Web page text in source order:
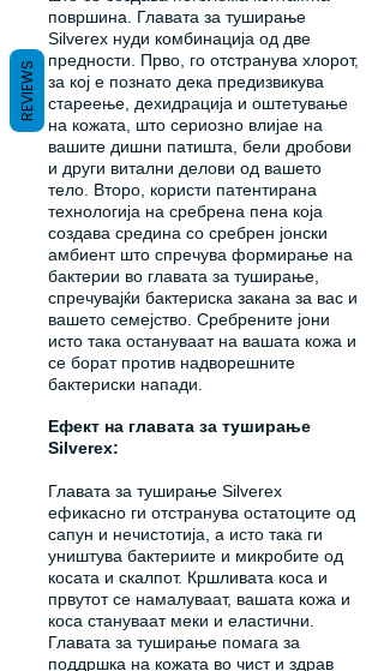
површина. Главата за туширање
Silverex нуди комбинација од две
предности. Прво, го отстранува хлорот,
за кој е познато дека предизвикува
стареење, дехидрација и оштетување
на кожата, што сериозно влијае на
вашите дишни патишта, бели дробови
и други витални делови од вашето
тело. Второ, користи патентирана
технологија на сребрена пена која
создава средина со сребрен јонски
амбиент што спречува формирање на
бактерии во главата за туширање,
спречувајќи бактериска закана за вас и
вашето семејство. Сребрените јони
исто така остануваат на вашата кожа и
се борат против надворешните
бактериски напади.
Ефект на главата за туширање
Silverex:
Главата за туширање Silverex
ефикасно ги отстранува остатоците од
сапун и нечистотија, а исто така ги
уништува бактериите и микробите од
косата и скалпот. Кршливата коса и
првутот се намалуваат, вашата кожа и
коса стануваат меки и еластични.
Главата за туширање помага за
поддршка на кожата во чист и здрав
REVIEWS